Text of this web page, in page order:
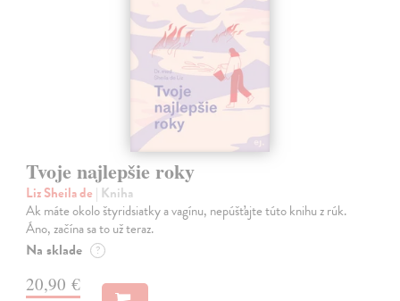
Tvoje najlepšie roky
Liz Sheila de | Kniha
Ak máte okolo štyridsiatky a vagínu, nepúšťajte túto knihu z rúk.
Áno, začína sa to už teraz.
Na sklade ?
20,90 €